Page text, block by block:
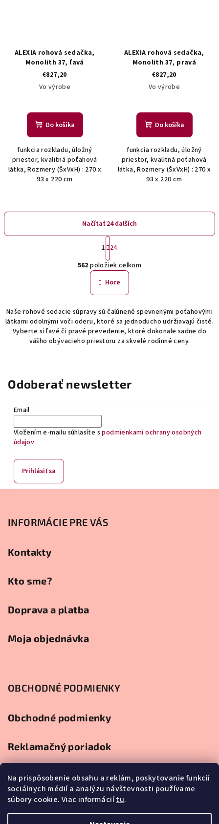
Na prispôsobenie obsahu a reklám, poskytovanie funkcií
sociálnych médií a analýzu návštevnosti používame
súbory cookie. Viac informáciítu.
ALEXIA rohová sedačka,
Monolith 37, ľavá
€827,20
Vo výrobe
Do košíka
funkcia rozkladu, úložný
priestor, kvalitná poťahová
látka, Rozmery (ŠxVxH) : 270 x
93 x 220 cm
ALEXIA rohová sedačka,
Monolith 37, pravá
€827,20
Vo výrobe
Do košíka
funkcia rozkladu, úložný
priestor, kvalitná poťahová
látka, Rozmery (ŠxVxH) : 270 x
93 x 220 cm
O
v
l
a
c
i
v
k
y
p
Načítať 24 ďalších
S
t
r
á
k
o
a
n
i
e
1 24
562 položiek celkom
Hore
Naše rohové sedacie súpravy sú čalúnené spevnenými poťahovými
látkami odolnými voči oderu, ktoré sa jednoducho udržiavajú čisté.
Vyberte si ľavé či pravé prevedenie, ktoré dokonale sadne do
vášho obývacieho priestoru za skvelé rodinné ceny.
Odoberať newsletter
Email
Vložením e-mailu súhlasíte spodmienkami ochrany osobných
údajov
Prihlásiť sa
INFORMÁCIE PRE VÁS
Kontakty
Kto sme?
Doprava a platba
Moja objednávka
OBCHODNÉ PODMIENKY
Obchodné podmienky
Reklamačný poriadok
Ochrana osobných údajov
Splátkový predaj